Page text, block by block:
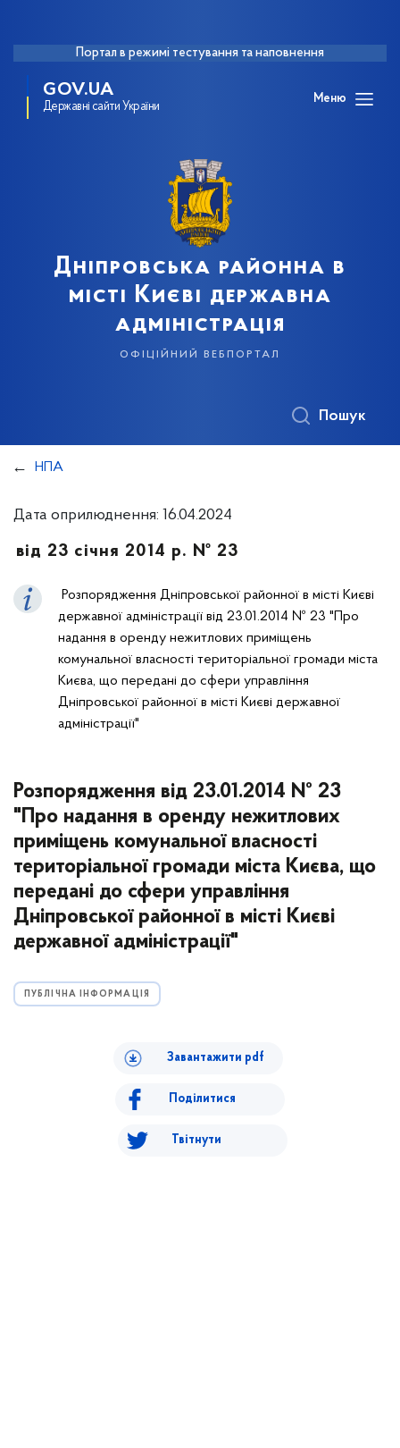
Портал в режимі тестування та наповнення
GOV.UA
Державні сайти України
Меню
Дніпровська районна в
місті Києві державна
адміністрація
офіційний вебпортал
Пошук
НПА
Дата оприлюднення: 16.04.2024
від 23 січня 2014 р. № 23
Розпорядження Дніпровської районної в місті Києві
державної адміністрації від 23.01.2014 № 23 "Про
надання в оренду нежитлових приміщень
комунальної власності територіальної громади міста
Києва, що передані до сфери управління
Дніпровської районної в місті Києві державної
адміністрації"
Розпорядження від 23.01.2014 № 23
"Про надання в оренду нежитлових
приміщень комунальної власності
територіальної громади міста Києва, що
передані до сфери управління
Дніпровської районної в місті Києві
державної адміністрації"
ПУБЛІЧНА ІНФОРМАЦІЯ
Завантажити pdf
Поділитися
Твітнути